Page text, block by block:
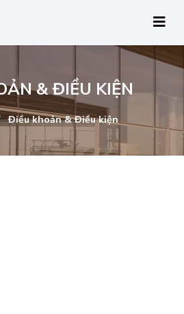
& ĐIỀU KIỆN
Điều khoản & Điều kiện